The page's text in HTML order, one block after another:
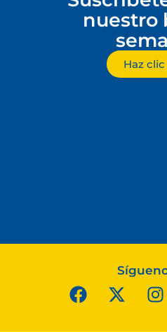
nuestro
Haz